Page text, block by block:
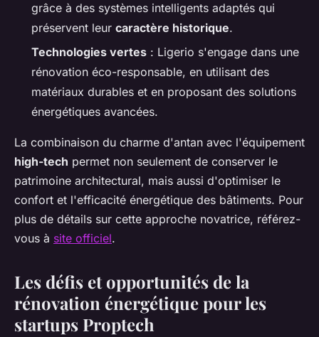
grâce à des systèmes intelligents adaptés qui
préservent leur caractère historique.
Technologies vertes : Ligerio s'engage dans une
rénovation éco-responsable, en utilisant des
matériaux durables et en proposant des solutions
énergétiques avancées.
La combinaison du charme d'antan avec l'équipement
high-tech permet non seulement de conserver le
patrimoine architectural, mais aussi d'optimiser le
confort et l'efficacité énergétique des bâtiments. Pour
plus de détails sur cette approche novatrice, référez-
vous à site officiel.
Les défis et opportunités de la
rénovation énergétique pour les
startups Proptech